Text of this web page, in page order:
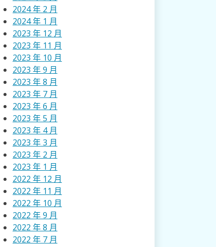
2024 年 2 月
2024 年 1 月
2023 年 12 月
2023 年 11 月
2023 年 10 月
2023 年 9 月
2023 年 8 月
2023 年 7 月
2023 年 6 月
2023 年 5 月
2023 年 4 月
2023 年 3 月
2023 年 2 月
2023 年 1 月
2022 年 12 月
2022 年 11 月
2022 年 10 月
2022 年 9 月
2022 年 8 月
2022 年 7 月